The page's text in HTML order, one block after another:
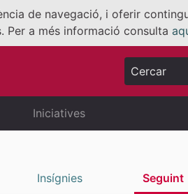
de navegació, i oferir
Per a més informació consulta
Cercar
Iniciatives
Insígnies Seguint